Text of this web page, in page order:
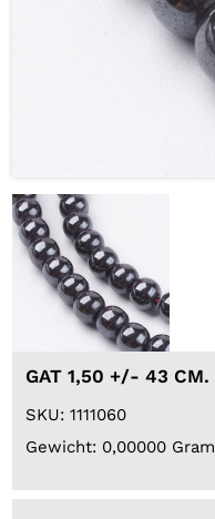
GAT 1,50 +/- 43 CM.
SKU: 1111060
Gewicht: 0,00000 Gram